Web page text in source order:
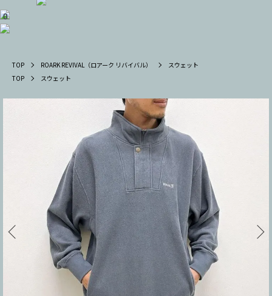
0
TOP ROARK REVIVAL（ロアーク リバイバル）
スウェット
TOP
スウェット